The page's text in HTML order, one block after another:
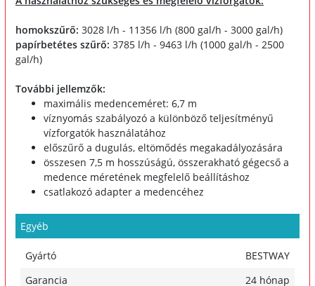
homokszűrő: 3028 l/h - 11356 l/h (800 gal/h - 3000 gal/h)
papírbetétes szűrő: 3785 l/h - 9463 l/h (1000 gal/h - 2500
gal/h)
További jellemzők:
maximális medenceméret: 6,7 m
víznyomás szabályozó a különböző teljesítményű
vízforgatók használatához
előszűrő a dugulás, eltömődés megakadályozására
összesen 7,5 m hosszúságú, összerakható gégecső a
medence méretének megfelelő beállításhoz
csatlakozó adapter a medencéhez
Egyéb
Gyártó
BESTWAY
Garancia
24 hónap